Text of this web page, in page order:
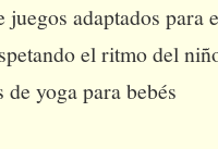
juegos adaptados para
el ritmo del
yoga para bebés